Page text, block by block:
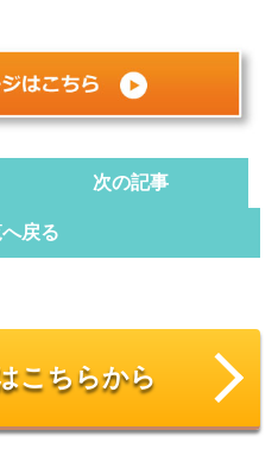
次の記事
戻る
こちらから